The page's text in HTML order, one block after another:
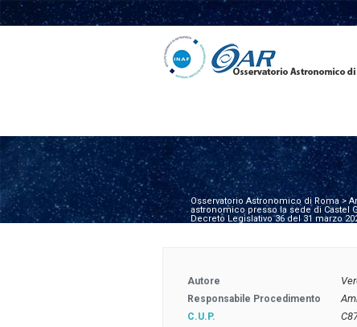
Osservatorio Astronomico di Roma>
astronomico presso la sede di Castel
Decreto Legislativo 36 del 31 marzo
Autore
Responsabile Procedimento
C.U.P.